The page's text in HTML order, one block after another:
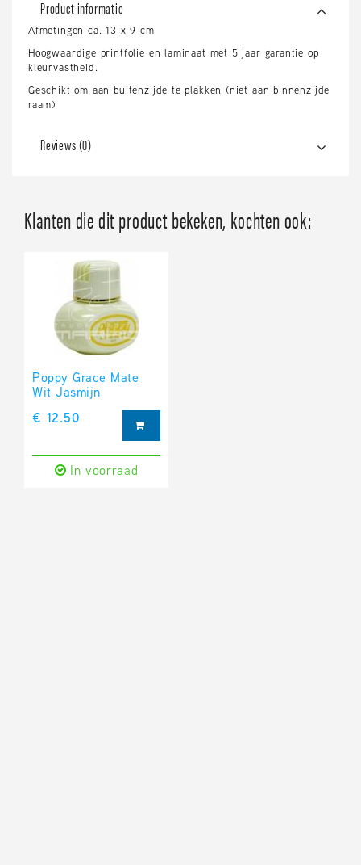
Product informatie
Afmetingen ca. 13 x 9 cm
Hoogwaardige printfolie en laminaat met 5 jaar garantie op
kleurvastheid.
Geschikt om aan buitenzijde te plakken (niet aan binnenzijde
raam)
Reviews (0)
Klanten die dit product bekeken, kochten ook:
Poppy Grace Mate
Wit Jasmijn
€ 12.50
In voorraad